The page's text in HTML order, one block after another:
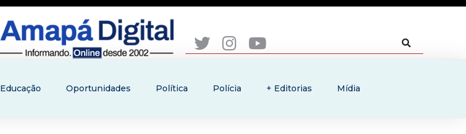
Educação Oportunidades Política Polícia + Editorias Mídia